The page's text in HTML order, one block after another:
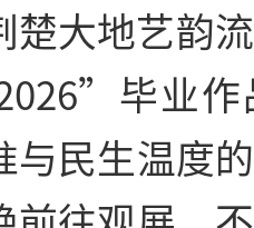
楚大地艺韵
毕业作
民生温度